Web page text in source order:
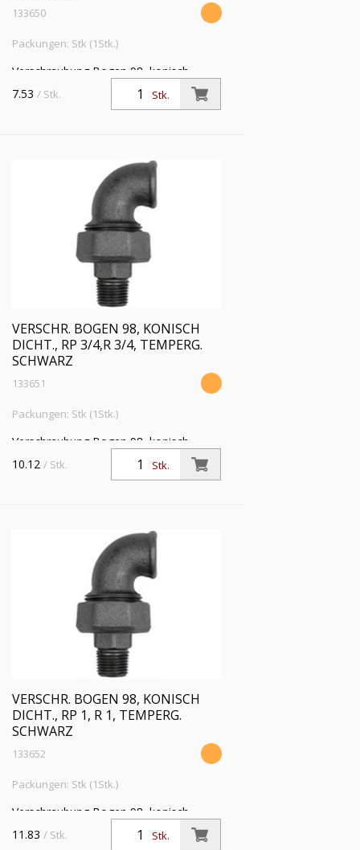
133650
Packungen: Stk (1Stk.)
Verschraubung Bogen 98, konisch
dichtend, IG/AG, Rp 1/2, R 1/2,
Temperguss schwarz,
Stk.
7.53 / Stk.
VERSCHR. BOGEN 98, KONISCH
DICHT., RP 3/4,R 3/4, TEMPERG.
SCHWARZ
133651
Packungen: Stk (1Stk.)
Verschraubung Bogen 98, konisch
dichtend, IG/AG, Rp 3/4, R 3/4,
Temperguss schwarz,
Stk.
10.12 / Stk.
VERSCHR. BOGEN 98, KONISCH
DICHT., RP 1, R 1, TEMPERG.
SCHWARZ
133652
Packungen: Stk (1Stk.)
Verschraubung Bogen 98, konisch
dichtend, IG/AG, Rp 1, R 1, Temperguss
schwarz, Betriebstemperatur -20 °C bis
Stk.
11.83 / Stk.